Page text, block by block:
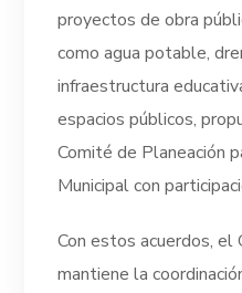
proyectos de obra
como agua potable,
infraestructura
espacios públicos,
Comité de Planeación
Municipal con
Con estos acuerdos, el
mantiene la